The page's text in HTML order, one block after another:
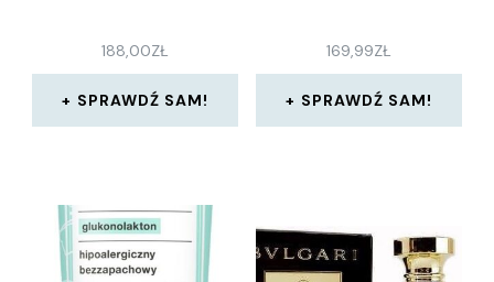
188,00ZŁ
SPRAWDŹ SAM!
169,99ZŁ
SPRAWDŹ SAM!